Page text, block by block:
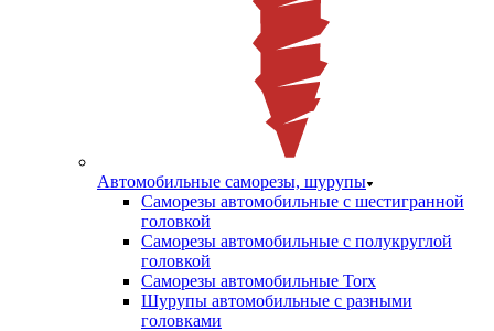
Автомобильные саморезы, шурупы
Саморезы автомобильные с шестигранной
головкой
Саморезы автомобильные с полукруглой
головкой
Саморезы автомобильные Torx
Шурупы автомобильные с разными
головками